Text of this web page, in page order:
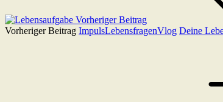
Vorheriger Beitrag
Vorheriger Beitrag ImpulsLebensfragenVlog Deine